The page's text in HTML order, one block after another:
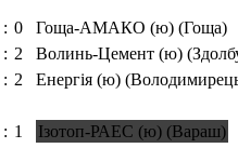
: 0
Гоща-АМАКО (ю) (Гоща)
: 2
Волинь-Цемент (ю)
: 2
Енергія (ю)
: 1 Ізотоп-РАЕС (ю) (Вараш)